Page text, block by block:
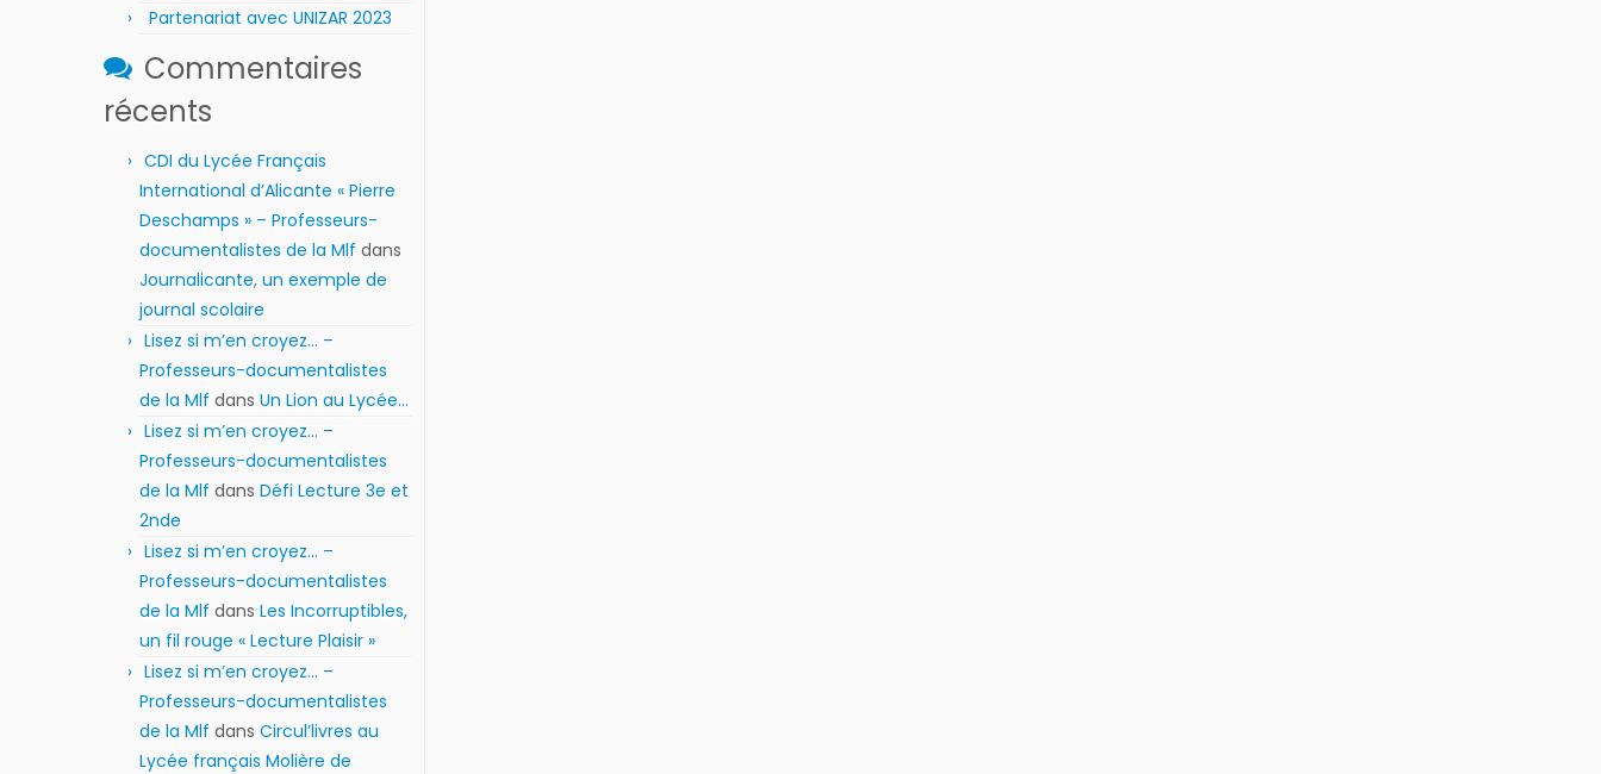
Partenariat avec UNIZAR 2023
Commentaires
récents
CDI du Lycée Français
International d’Alicante « Pierre
Deschamps » – Professeurs-
documentalistes de la Mlf dans
Journalicante, un exemple de
journal scolaire
Lisez si m’en croyez… –
Professeurs-documentalistes
de la Mlf dans Un Lion au Lycée…
Lisez si m’en croyez… –
Professeurs-documentalistes
de la Mlf dans Défi Lecture 3e et
2nde
Lisez si m’en croyez… –
Professeurs-documentalistes
de la Mlf dans Les Incorruptibles,
un fil rouge « Lecture Plaisir »
Lisez si m’en croyez… –
Professeurs-documentalistes
de la Mlf dans Circul’livres au
Lycée français Molière de